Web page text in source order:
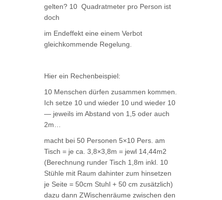
gelten? 10 Quadratmeter pro Person ist
doch
im Endeffekt eine einem Verbot
gleichkommende Regelung.
Hier ein Rechenbeispiel:
10 Menschen dürfen zusammen kommen.
Ich setze 10 und wieder 10 und wieder 10
— jeweils im Abstand von 1,5 oder auch
2m…
macht bei 50 Personen 5×10 Pers. am
Tisch = je ca. 3,8×3,8m = jewl 14,44m2
(Berechnung runder Tisch 1,8m inkl. 10
Stühle mit Raum dahinter zum hinsetzen
je Seite = 50cm Stuhl + 50 cm zusätzlich)
dazu dann ZWischenräume zwischen den